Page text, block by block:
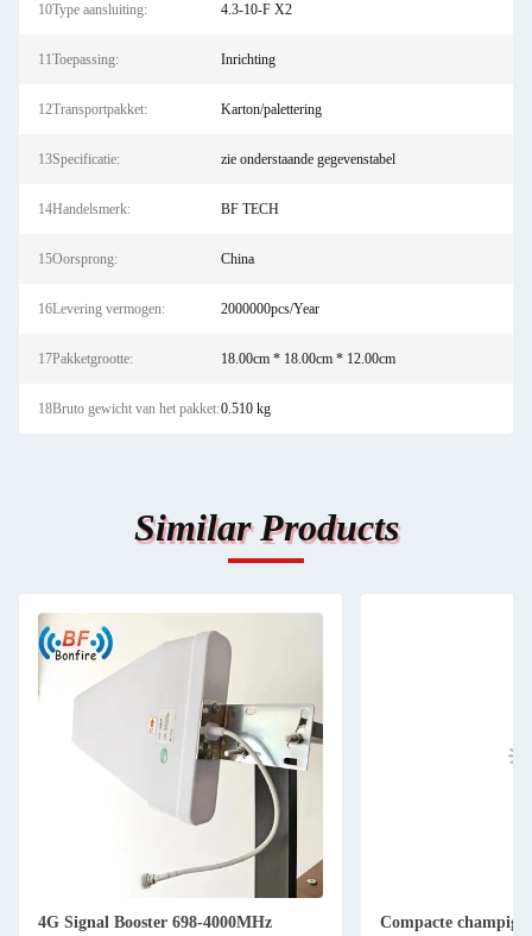
10Type aansluiting: 4.3-10-F X2
11Toepassing: Inrichting
12Transportpakket: Karton/palettering
13Specificatie: zie onderstaande gegevenstabel
14Handelsmerk: BF TECH
15Oorsprong: China
16Levering vermogen: 2000000pcs/Year
17Pakketgrootte: 18.00cm * 18.00cm * 12.00cm
18Bruto gewicht van het pakket:0.510 kg
Similar Products
4G Signal Booster 698-4000MHz
Compacte